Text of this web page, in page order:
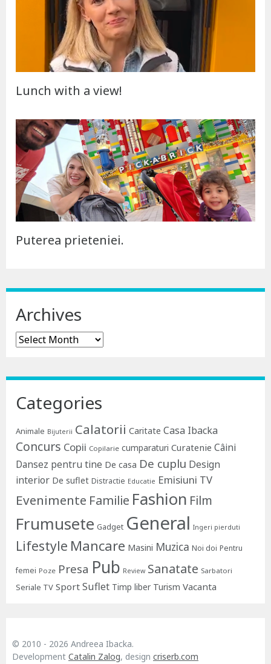
Lunch with a view!
Puterea prieteniei.
Archives
Archives
Categories
Animale Bijuterii Calatorii Caritate Casa Ibacka
Concurs Copii Copilarie cumparaturi Curatenie Câini
Dansez pentru tine De casa De cuplu Design
interior De suflet Distractie Educatie Emisiuni TV
Evenimente Familie Fashion Film
Frumusete Gadget General Ingeri pierduti
Lifestyle Mancare Masini Muzica Noi doi Pentru
femei Poze Presa Pub Review Sanatate Sarbatori
Seriale TV Sport Suflet Timp liber Turism Vacanta
© 2010 - 2026 Andreea Ibacka.
Development Catalin Zalog, design criserb.com